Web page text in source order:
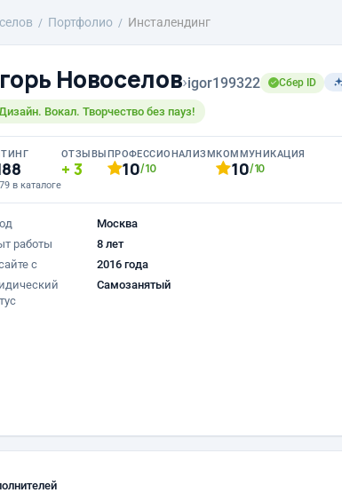
Портфолио Инсталендинг
Новоселов›igor199322 Сбер ID
Вокал. Творчество без пауз!
в каталоге
ОТЗЫВЫ
3
ПРОФЕССИОНАЛИЗМ
10/10
КОММУНИКАЦИЯ
10/10
Москва
работы
8 лет
с
2016 года
Самозанятый